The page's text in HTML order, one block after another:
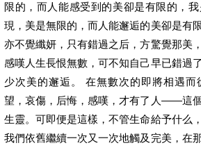
限的，而人能感受到的美卻是有限的，
現，美是無限的，而人能邂逅的美卻是有
亦不覺纖妍，只有錯過之后，方驚覺那美
感嘆人生長恨無數，可不知自己早已錯過
少次美的邂逅。 在無數次的即將相遇而
望，哀傷，后悔，感嘆，才有了人——這
生靈。可即便是這樣，不管生命給予什么
我們依舊繼續一次又一次地觸及完美，在